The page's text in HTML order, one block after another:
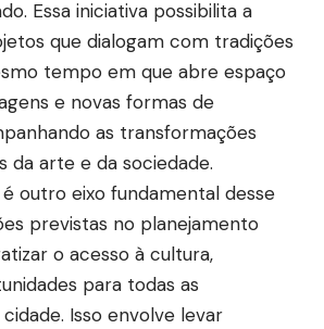
Essa iniciativa possibilita a
que dialogam com tradições
tempo em que abre espaço
e novas formas de
as transformações
da arte e da sociedade.
outro eixo fundamental desse
previstas no planejamento
o acesso à cultura,
para todas as
Isso envolve levar